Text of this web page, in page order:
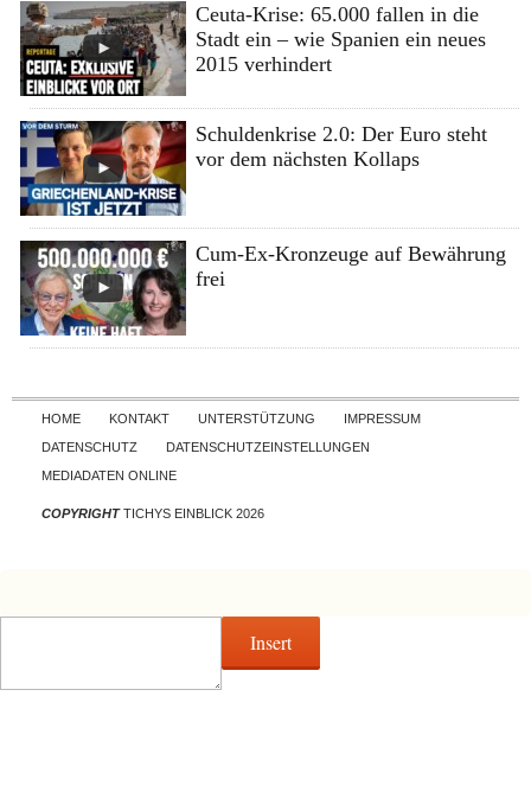
Ceuta-Krise: 65.000 fallen in die
Stadt ein – wie Spanien ein neues
2015 verhindert
Schuldenkrise 2.0: Der Euro steht
vor dem nächsten Kollaps
Cum-Ex-Kronzeuge auf Bewährung
frei
Skip to content
HOME KONTAKT UNTERSTÜTZUNG
IMPRESSUM
DATENSCHUTZ
DATENSCHUTZEINSTELLUNGEN
MEDIADATEN ONLINE
COPYRIGHTTICHYS EINBLICK 2026
Insert